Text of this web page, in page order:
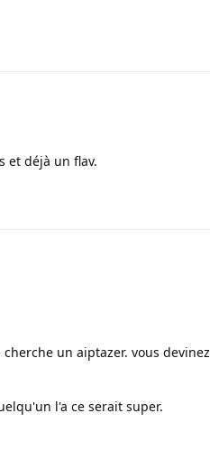
et déjà un flav.
un aiptazer. vous devinez
l'a ce serait super.